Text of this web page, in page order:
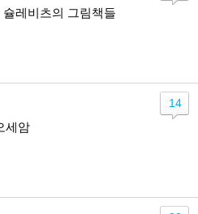
레비츠의 그림책들
세암
14